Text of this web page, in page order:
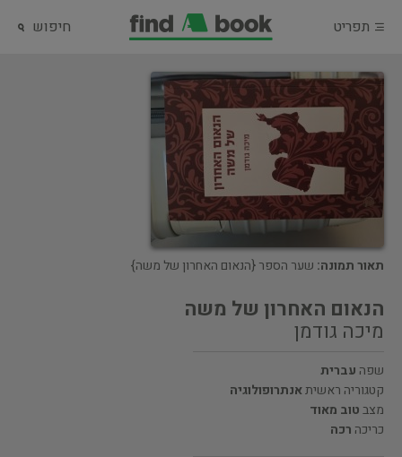
תפריט חיפוש
תאור תמונה: שער הספר {הנאום האחרון של משה}
הנאום האחרון של משה
מיכה גודמן
שפה עברית
קטגוריה ראשיתאנתרופולוגיה
מצבטוב מאוד
כריכה רכה